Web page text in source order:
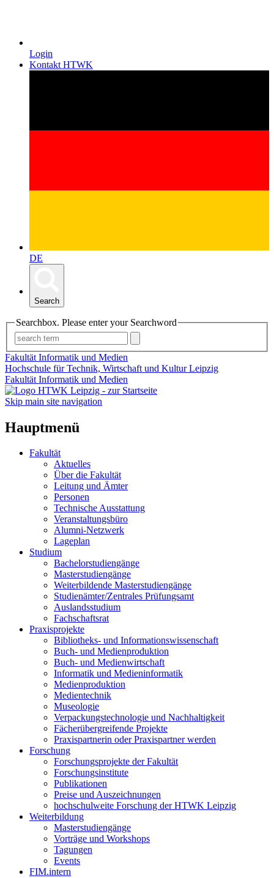
Login
Kontakt HTWK
DE
Search
Searchbox. Please enter your Searchword
Fakultät Informatik und Medien
Hochschule für Technik, Wirtschaft und Kultur Leipzig
Fakultät Informatik und Medien
Skip main site navigation
Hauptmenü
Fakultät
Aktuelles
Über die Fakultät
Leitung und Ämter
Personen
Technische Ausstattung
Veranstaltungsbüro
Alumni-Netzwerk
Lageplan
Studium
Bachelorstudiengänge
Masterstudiengänge
Weiterbildende Masterstudiengänge
Studienämter/Zentrales Prüfungsamt
Auslandsstudium
Fachschaftsrat
Praxisprojekte
Bibliotheks- und Informationswissenschaft
Buch- und Medienproduktion
Buch- und Medienwirtschaft
Informatik und Medieninformatik
Medienproduktion
Medientechnik
Museologie
Verpackungstechnologie und Nachhaltigkeit
Fächerübergreifende Projekte
Praxispartnerin oder Praxispartner werden
Forschung
Forschungsprojekte der Fakultät
Forschungsinstitute
Publikationen
Preise und Auszeichnungen
hochschulweite Forschung der HTWK Leipzig
Weiterbildung
Masterstudiengänge
Vorträge und Workshops
Tagungen
Events
FIM.intern